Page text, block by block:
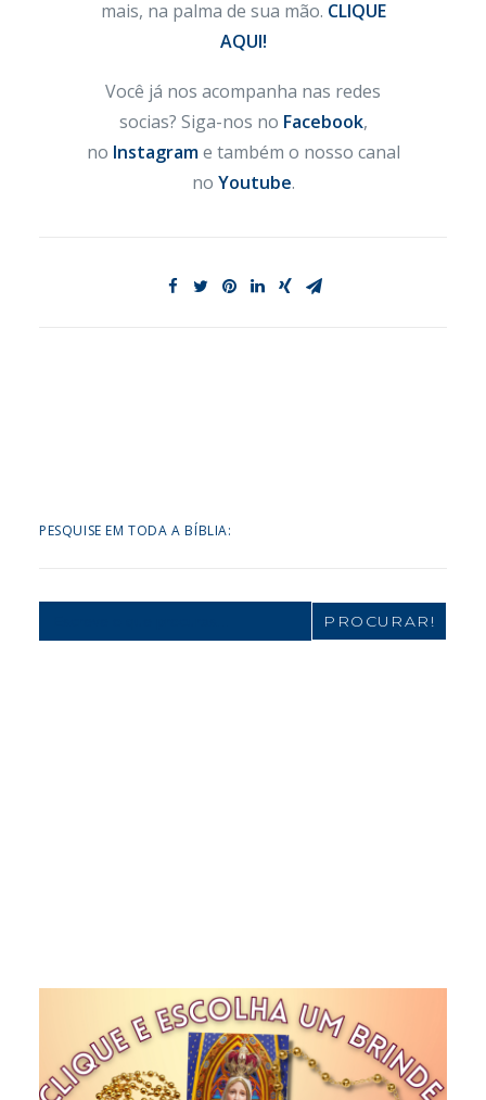
mais, na palma de sua mão. CLIQUE
AQUI!
Você já nos acompanha nas redes
socias? Siga-nos no Facebook,
no Instagrame também o nosso canal
no Youtube.
PESQUISE EM TODA A BÍBLIA:
Search